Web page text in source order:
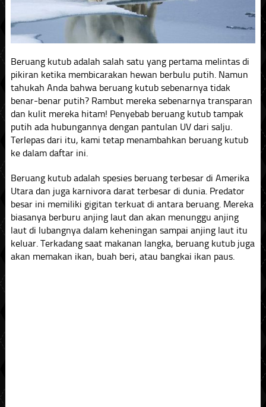
Beruang kutub adalah salah satu yang pertama melintas di
pikiran ketika membicarakan hewan berbulu putih. Namun
tahukah Anda bahwa beruang kutub sebenarnya tidak
benar-benar putih? Rambut mereka sebenarnya transparan
dan kulit mereka hitam! Penyebab beruang kutub tampak
putih ada hubungannya dengan pantulan UV dari salju.
Terlepas dari itu, kami tetap menambahkan beruang kutub
ke dalam daftar ini.
Beruang kutub adalah spesies beruang terbesar di Amerika
Utara dan juga karnivora darat terbesar di dunia. Predator
besar ini memiliki gigitan terkuat di antara beruang. Mereka
biasanya berburu anjing laut dan akan menunggu anjing
laut di lubangnya dalam keheningan sampai anjing laut itu
keluar. Terkadang saat makanan langka, beruang kutub juga
akan memakan ikan, buah beri, atau bangkai ikan paus.